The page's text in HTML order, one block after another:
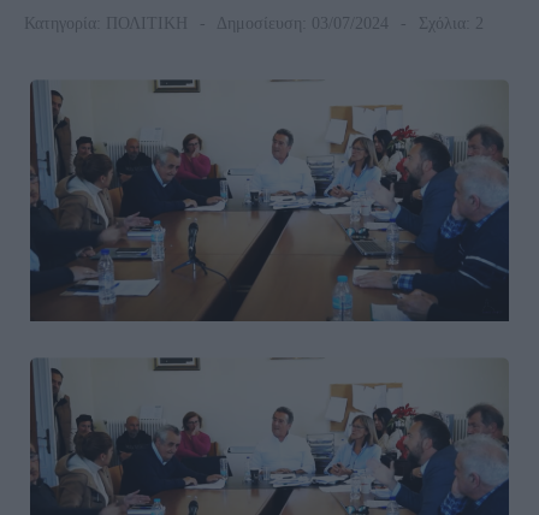
Κατηγορία: ΠΟΛΙΤΙΚΗ Δημοσίευση: 03/07/2024 Σχόλια: 2